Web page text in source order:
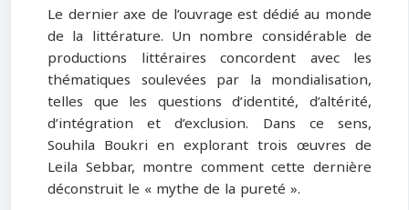
Le dernier axe de l’ouvrage est dédié au monde
de la littérature. Un nombre considérable de
productions littéraires concordent avec les
thématiques soulevées par la mondialisation,
telles que les questions d’identité, d’altérité,
d’intégration et d’exclusion. Dans ce sens,
Souhila Boukri en explorant trois œuvres de
Leila Sebbar, montre comment cette dernière
déconstruit le « mythe de la pureté ».